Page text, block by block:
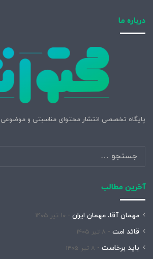
درباره ما
پایگاه تخصصی انتشار محتوای مناسبتی و موضوعی
آخرین مطالب
مهمان آقا، مهمان ایران ۱۰ تیر ۱۴۰۵
قائد امت ۸ تیر ۱۴۰۵
باید برخاست ۸ تیر ۱۴۰۵